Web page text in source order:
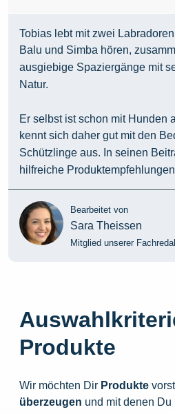
Tobias lebt mit zwei
Balu und Simba hören,
ausgiebige Spaziergänge mit
Natur.
Er selbst ist schon mit Hunden
kennt sich daher gut mit den
Schützlinge aus. In seinen
hilfreiche
Bearbeitet von
Sara Theissen
Mitglied unserer
Produkte
Wir möchten Dir Produkte
überzeugen und mit denen